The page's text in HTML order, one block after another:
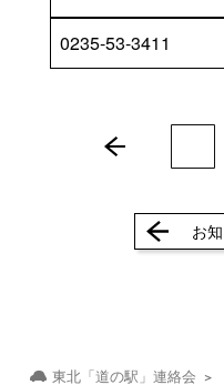
0235-53-3411
お
東北「道の駅」連絡会